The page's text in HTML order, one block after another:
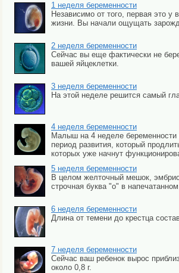
1 неделя беременности
Независимо от того, первая это
жизни. Вы начали ощущать
2 неделя беременности
Сейчас вы еще фактически не
вашей яйцеклетки.
3 неделя беременности
На этой неделе решится самый
4 неделя беременности
Малыш на 4 неделе беременности
период развития, который
которых уже начнут
5 неделя беременности
В целом желточный мешок,
строчная буква "о" в
6 неделя беременности
Длина от темени до крестца
7 неделя беременности
Сейчас ваш ребенок вырос
около 0,8 г.